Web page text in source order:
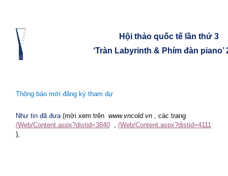
Hội thảo quốc tế lần thứ 3
‘Tràn Labyrinth & Phím đàn piano’
Thông báo mời đăng ký tham dự
Như tin đã đưa (mời xem trên www.vncold.vn , các trang
/Web/Content.aspx?distid=3840
/Web/Content.aspx?distid=4111
),